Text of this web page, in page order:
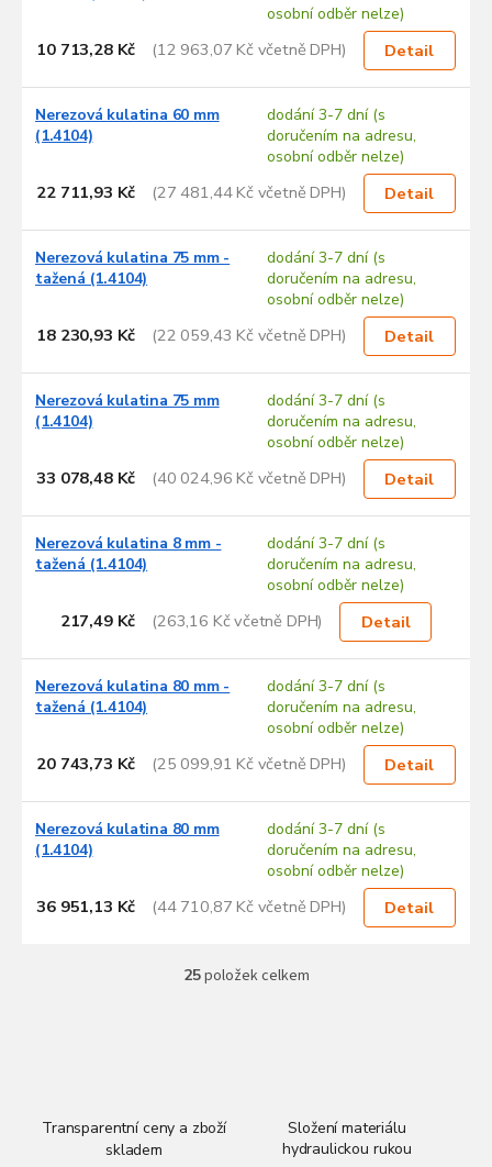
osobní odběr nelze)
10 713,28 Kč (12 963,07 Kč včetně DPH) Detail
Nerezová kulatina 60 mm
(1.4104)
dodání 3-7 dní (s
doručením na adresu,
osobní odběr nelze)
22 711,93 Kč (27 481,44 Kč včetně DPH) Detail
Nerezová kulatina 75 mm -
tažená (1.4104)
dodání 3-7 dní (s
doručením na adresu,
osobní odběr nelze)
18 230,93 Kč (22 059,43 Kč včetně DPH) Detail
Nerezová kulatina 75 mm
(1.4104)
dodání 3-7 dní (s
doručením na adresu,
osobní odběr nelze)
33 078,48 Kč (40 024,96 Kč včetně DPH) Detail
Nerezová kulatina 8 mm -
tažená (1.4104)
dodání 3-7 dní (s
doručením na adresu,
osobní odběr nelze)
217,49 Kč (263,16 Kč včetně DPH) Detail
Nerezová kulatina 80 mm -
tažená (1.4104)
dodání 3-7 dní (s
doručením na adresu,
osobní odběr nelze)
20 743,73 Kč (25 099,91 Kč včetně DPH) Detail
Nerezová kulatina 80 mm
(1.4104)
dodání 3-7 dní (s
doručením na adresu,
osobní odběr nelze)
36 951,13 Kč (44 710,87 Kč včetně DPH) Detail
O
25položek celkem
Transparentní ceny a zboží
skladem
Složení materiálu
hydraulickou rukou